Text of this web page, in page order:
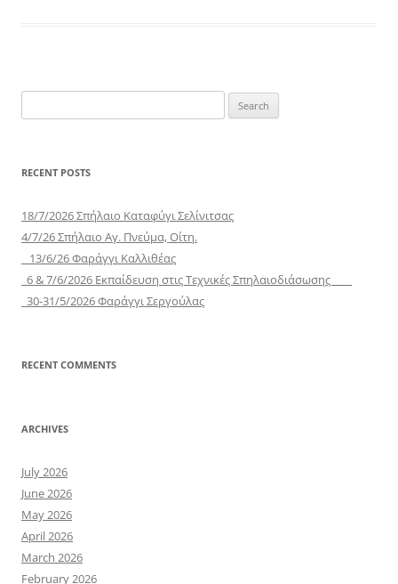
for:
RECENT POSTS
18/7/2026 Σπήλαιο Καταφύγι Σελίνιτσας
4/7/26 Σπήλαιο Αγ. Πνεύμα, Οίτη.
13/6/26 Φαράγγι Καλλιθέας
6 & 7/6/2026 Εκπαίδευση στις Τεχνικές Σπηλαιοδιάσωσης
30-31/5/2026 Φαράγγι Σεργούλας
RECENT COMMENTS
ARCHIVES
July 2026
June 2026
May 2026
April 2026
March 2026
February 2026